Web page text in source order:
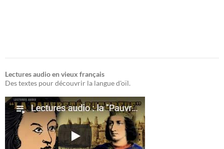
Lectures audio en vieux français
Des textes pour découvrir la langue d'oïl.